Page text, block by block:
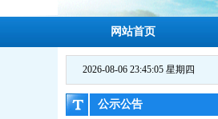
网站首页
2026-08-06 23:45:06 星期四
公示公告